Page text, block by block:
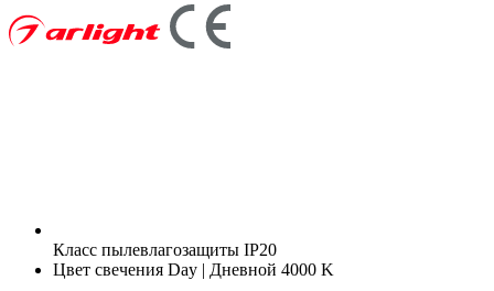
Класс пылевлагозащиты IP20
Цвет свечения Day | Дневной 4000 K